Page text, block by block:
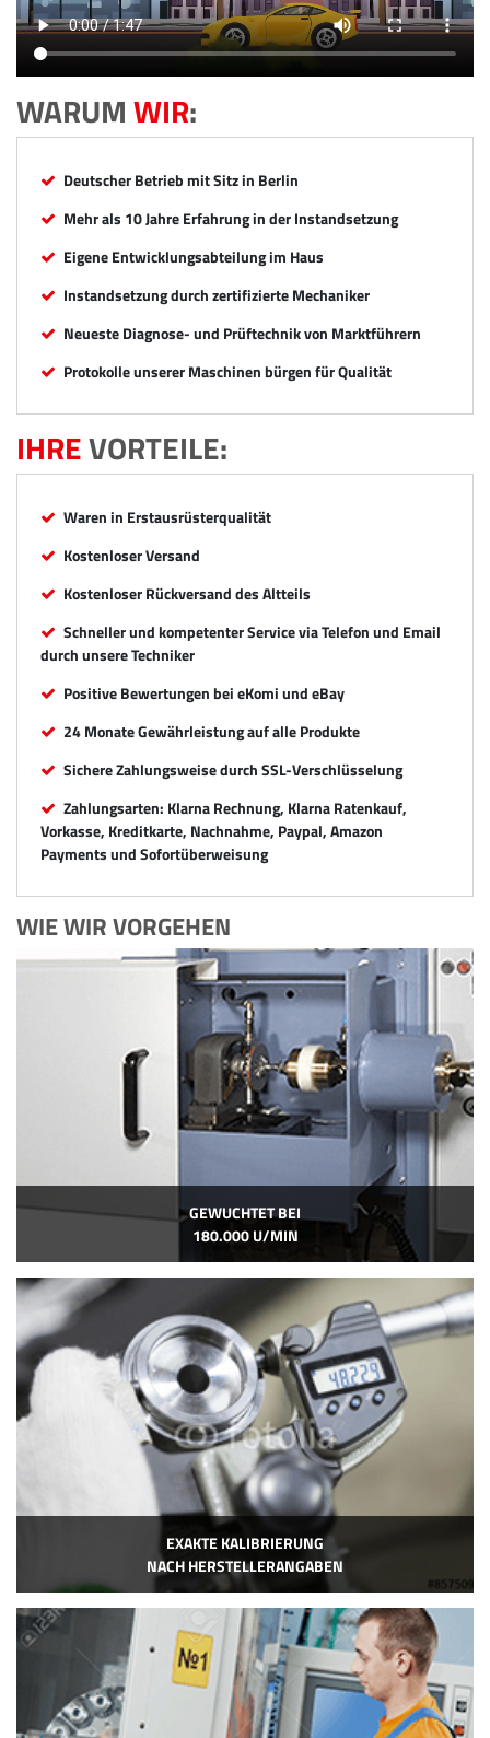
WARUMWIR:
Deutscher Betrieb mit Sitz in Berlin
Mehr als 10 Jahre Erfahrung in der Instandsetzung
Eigene Entwicklungsabteilung im Haus
Instandsetzung durch zertifizierte Mechaniker
Neueste Diagnose- und Prüftechnik von Marktführern
Protokolle unserer Maschinen bürgen für Qualität
IHREVORTEILE:
Waren in Erstausrüsterqualität
Kostenloser Versand
Kostenloser Rückversand des Altteils
Schneller und kompetenter Service via Telefon und Email
durch unsere Techniker
Positive Bewertungen bei eKomi und eBay
24 Monate Gewährleistung auf alle Produkte
Sichere Zahlungsweise durch SSL-Verschlüsselung
Zahlungsarten: Klarna Rechnung, Klarna Ratenkauf,
Vorkasse, Kreditkarte, Nachnahme, Paypal, Amazon
Payments und Sofortüberweisung
WIE WIR VORGEHEN
GEWUCHTET BEI
180.000 U/MIN
EXAKTE KALIBRIERUNG
NACH HERSTELLERANGABEN